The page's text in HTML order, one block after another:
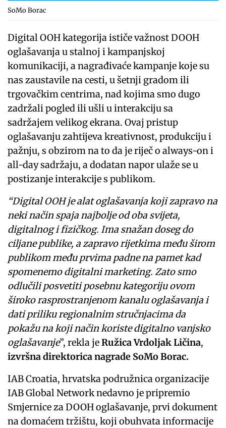
SoMo Borac
Digital OOH kategorija ističe važnost DOOH
oglašavanja u stalnoj i kampanjskoj
komunikaciji, a nagrađivaće kampanje koje su
nas zaustavile na cesti, u šetnji gradom ili
trgovačkim centrima, nad kojima smo dugo
zadržali pogled ili ušli u interakciju sa
sadržajem velikog ekrana. Ovaj pristup
oglašavanju zahtijeva kreativnost, produkciju i
pažnju, s obzirom na to da je riječ o always-on i
all-day sadržaju, a dodatan napor ulaže se u
postizanje interakcije s publikom.
“Digital OOH je alat oglašavanja koji zapravo na
neki način spaja najbolje od oba svijeta,
digitalnog i fizičkog. Ima snažan doseg do
ciljane publike, a zapravo rijetkima među širom
publikom među prvima padne na pamet kad
spomenemo digitalni marketing. Zato smo
odlučili posvetiti posebnu kategoriju ovom
široko rasprostranjenom kanalu oglašavanja i
dati priliku regionalnim stručnjacima da
pokažu na koji način koriste digitalno vanjsko
oglašavanje”, rekla jeRužicaVrdoljak Ličina,
izvršna direktorica nagrade SoMo Borac.
IAB Croatia, hrvatska podružnica organizacije
IAB Global Network nedavno je pripremio
Smjernice za DOOH oglašavanje, prvi dokument
na domaćem tržištu, koji obuhvata informacije